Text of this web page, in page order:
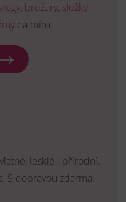
, brožury, složky,
na míru.
lesklé i přírodní.
S dopravou zdarma.